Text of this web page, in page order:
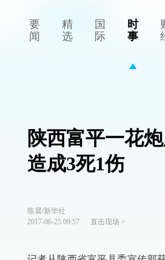
要
闻
精
选
国
际
时
事
陕西富平一花
造成3死1伤
陈晨/新华社
2017-06-25 09:57
直击现场 >